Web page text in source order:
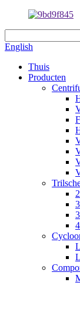
English
Thuis
Producten